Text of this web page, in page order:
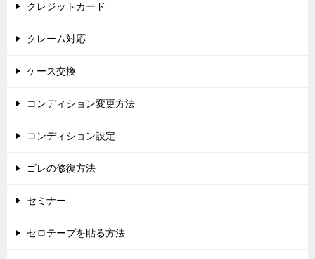
クレジットカード
クレーム対応
ケース交換
コンディション変更方法
コンディション設定
ゴレの修復方法
セミナー
セロテープを貼る方法